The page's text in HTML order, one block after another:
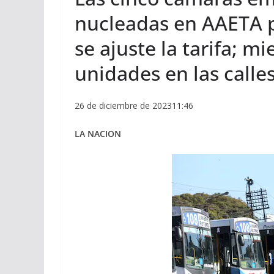
nucleadas en
se ajuste la tarifa;
unidades en las
26 de diciembre de 202311:46
LA NACION